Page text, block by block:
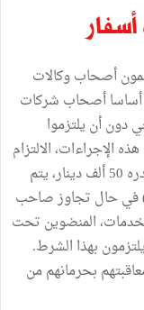
أصحاب وكالات
أساسا أصحاب شركات
أن يلتزموا
الإجراءات، الالتزام
بكرّاس شروط يفترض توفير «ضمان بنكي» قدره 50 ألف دينار، يتم
في حال تجاوز صاحب
المنضوين تحت
بهذا الشرط.
بحرمانهم من